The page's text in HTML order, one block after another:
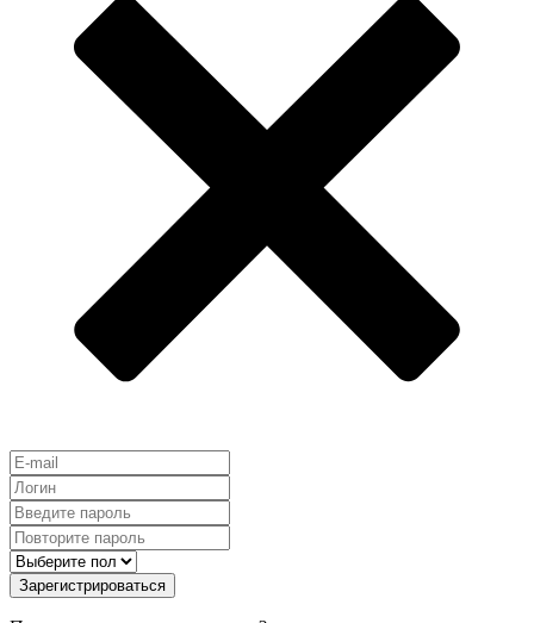
Зарегистрироваться